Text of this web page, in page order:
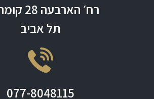
רח׳ הארבעה 28 קומה 34
תל אביב
077-8048115